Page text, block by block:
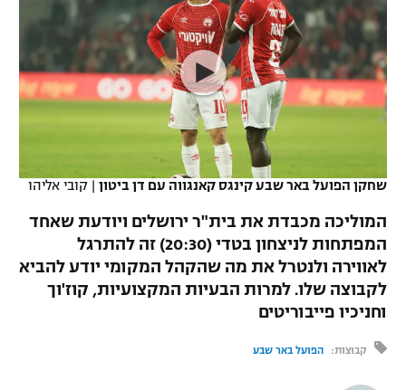
VOD
רץ ברשת
תוצאות
לוח שידורים
ברחבה
נבחרת ישראל
מכבי חיפה
בית"ר ירושלים
הפועל תל אביב
הפועל חיפה
הפועל באר שבע
ליגה ספרדית
ליגה איטלקית
ליגה טורקית
ליגה סינית
ליגה ברזילאית
ליגות נוספות
כדורסל נשים
מכבי תל אביב
הפועל חולון
דני אבדיה
יורוליג
יורוקאפ
טניס
כדוריד
שחייה
ג'ודו
אגרוף
ספורט אולימפי
UFC
שחקן הפועל באר שבע קינגס קאנגווה עם דן ביטון | קובי אליהו
המוליכה מכבדת את בית"ר ירושלים ויודעת שאחד
המפתחות לניצחון בטדי (20:30) זה להתרגל
לאווירה ולנטרל את מה שהקהל המקומי יודע להביא
לקבוצה שלו. למרות הבעיות המקצועיות, קוז'וך
וחניכיו פייבוריטים
קבוצות: הפועל באר שבע